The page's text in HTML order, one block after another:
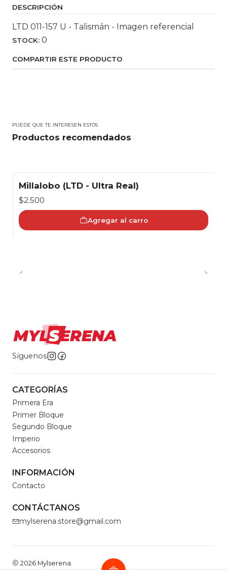
DESCRIPCIÓN
LTD 011-157 U - Talismán - Imagen referencial
STOCK: 0
COMPARTIR ESTE PRODUCTO
PUEDE QUE TE INTERESEN ESTOS
Productos recomendados
Millalobo (LTD - Ultra Real)
$2.500
Agregar al carro
Síguenos
CATEGORÍAS
Primera Era
Primer Bloque
Segundo Bloque
Imperio
Accesorios
INFORMACIÓN
Contacto
CONTÁCTANOS
mylserena.store@gmail.com
2026 Mylserena.